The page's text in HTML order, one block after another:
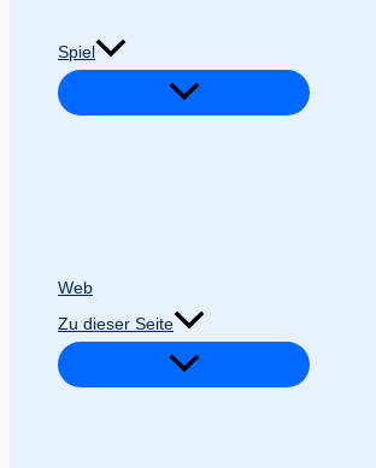
Spiel
Web
Zu dieser Seite